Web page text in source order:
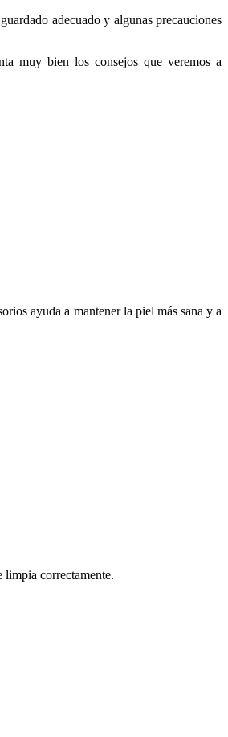
adecuado y algunas precauciones
muy bien los consejos que veremos a
ayuda a mantener la piel más sana y a
limpia correctamente.